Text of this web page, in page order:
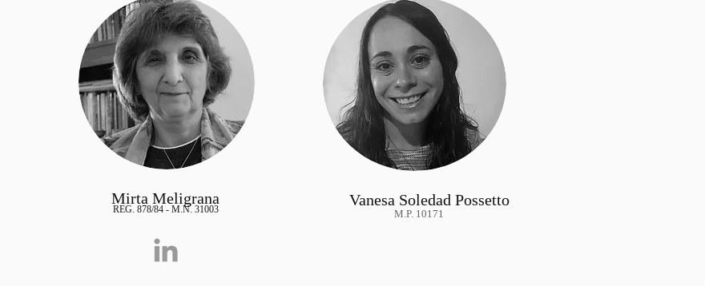
Mirta Meligrana
REG. 878/84 - M.N. 31003
Vanesa Soledad Possetto
M.P. 10171